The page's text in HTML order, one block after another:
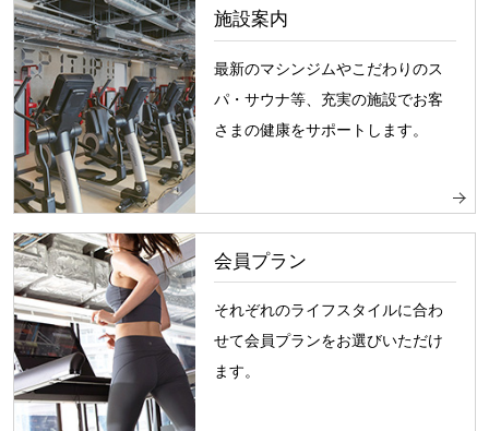
施設案内
最新のマシンジムやこだわりのス
パ・サウナ等、充実の施設でお客
さまの健康をサポートします。
会員プラン
それぞれのライフスタイルに合わ
せて会員プランをお選びいただけ
ます。